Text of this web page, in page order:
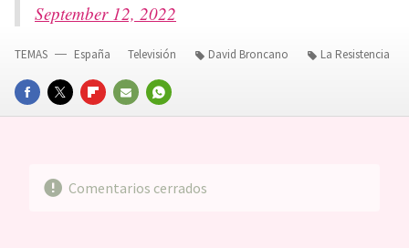
September 12, 2022
FACEBOOKTWITTERFLIPBOARD
E-
WHATSAPP
TEMAS España Televisión David Broncano La Resistencia
Comentarios cerrados